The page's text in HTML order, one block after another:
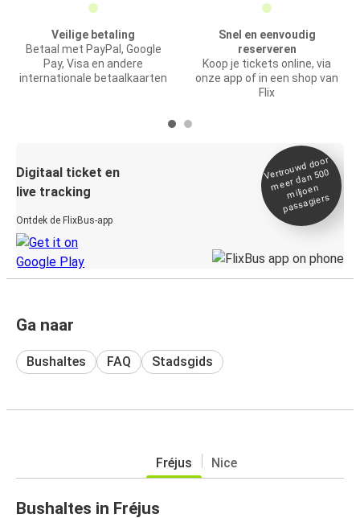
Veilige betaling
Betaal met PayPal, Google
Pay, Visa en andere
internationale betaalkaarten
Snel en eenvoudig
reserveren
Koop je tickets online, via
onze app of in een shop van
Flix
Digitaal ticket en
live tracking
Ontdek de FlixBus-app
Vertrou
wd door
meer dan 500
miljoen
passagiers
Ga naar
Bushaltes FAQ Stadsgids
Fréjus Nice
Bushaltes in Fréjus